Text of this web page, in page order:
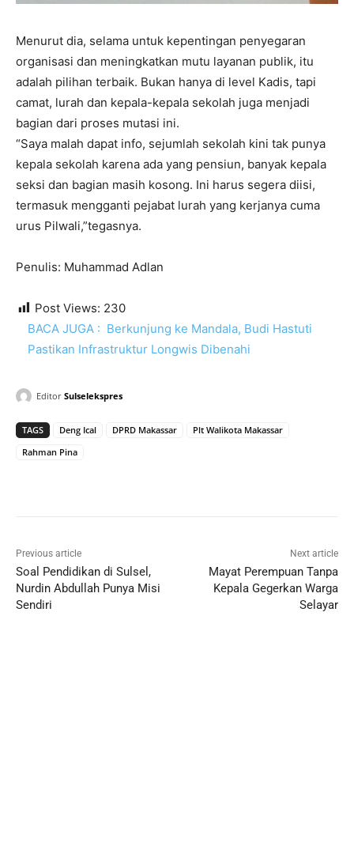
Menurut dia, selama untuk kepentingan penyegaran
organisasi dan meningkatkan mutu layanan publik, itu
adalah pilihan terbaik. Bukan hanya di level Kadis, tapi
camat, lurah dan kepala-kepala sekolah juga menjadi
bagian dari proses mutasi ini.
“Saya malah dapat info, sejumlah sekolah kini tak punya
kepala sekolah karena ada yang pensiun, banyak kepala
seksi dan bagian masih kosong. Ini harus segera diisi,
termasuk mengganti pejabat lurah yang kerjanya cuma
urus Pilwali,”tegasnya.
Penulis: Muhammad Adlan
Post Views: 230
BACA JUGA : Berkunjung ke Mandala, Budi Hastuti
Pastikan Infrastruktur Longwis Dibenahi
Editor Sulselekspres
TAGS Deng Ical DPRD Makassar
Plt Walikota Makassar
Rahman Pina
Previous article
Soal Pendidikan di Sulsel,
Nurdin Abdullah Punya Misi
Sendiri
Next article
Mayat Perempuan Tanpa
Kepala Gegerkan Warga
Selayar